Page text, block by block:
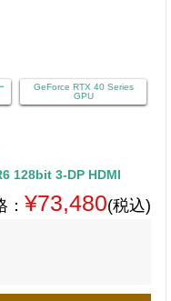
GeForce RTX 40 Series
GPU
128bit 3-DP HDMI
¥73,480(税込)